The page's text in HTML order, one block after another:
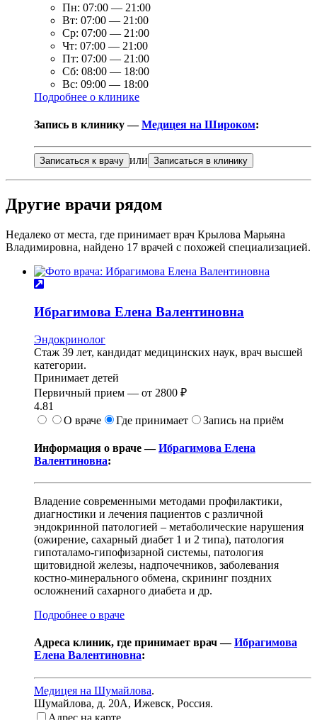
Пн: 07:00 — 21:00
Вт: 07:00 — 21:00
Ср: 07:00 — 21:00
Чт: 07:00 — 21:00
Пт: 07:00 — 21:00
Сб: 08:00 — 18:00
Вс: 09:00 — 18:00
Подробнее о клинике
Запись в клинику —Медицея на Широком:
Записаться к врачу или Записаться в клинику
Другие врачи рядом
Недалеко от места, где принимает врач Крылова Марьяна
Владимировна, найдено 17 врачей с похожей специализацией.
Ибрагимова Елена Валентиновна
Эндокринолог
Стаж 39 лет, кандидат медицинских наук, врач высшей
категории.
Принимает детей
Первичный прием — от 2800 ₽
4.81
О враче
Где принимает Запись на приём
Информация о враче —Ибрагимова Елена
Валентиновна:
Владение современными методами профилактики,
диагностики и лечения пациентов с различной
эндокринной патологией – метаболические нарушения
(ожирение, сахарный диабет 1 и 2 типа), патология
гипоталамо-гипофизарной системы, патология
щитовидной железы, надпочечников, заболевания
костно-минерального обмена, скрининг поздних
осложнений сахарного диабета и др.
Подробнее о враче
Адреса клиник, где принимает врач —Ибрагимова
Елена Валентиновна:
Медицея на Шумайлова.
Шумайлова, д. 20А, Ижевск, Россия.
Адрес на карте